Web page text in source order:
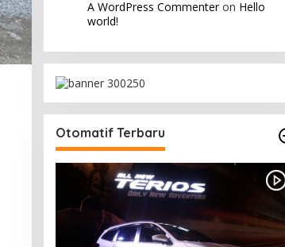
A WordPress Commenteron Hello
world!
Otomatif Terbaru